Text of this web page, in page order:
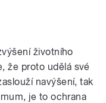
životního
že proto udělá své
navýšení, tak
je to ochrana